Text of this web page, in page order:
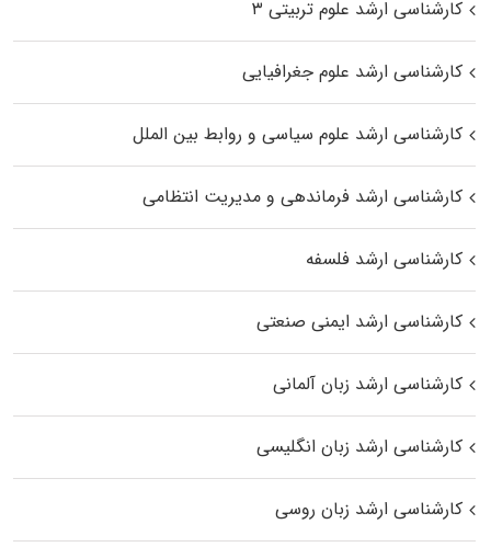
کارشناسی ارشد علوم تربیتی ۳
کارشناسی ارشد علوم جغرافیایی
کارشناسی ارشد علوم سیاسی و روابط بین الملل
کارشناسی ارشد فرماندهی و مدیریت انتظامی
کارشناسی ارشد فلسفه
کارشناسی ارشد ایمنی صنعتی
کارشناسی ارشد زبان آلمانی
کارشناسی ارشد زبان انگلیسی
کارشناسی ارشد زبان روسی